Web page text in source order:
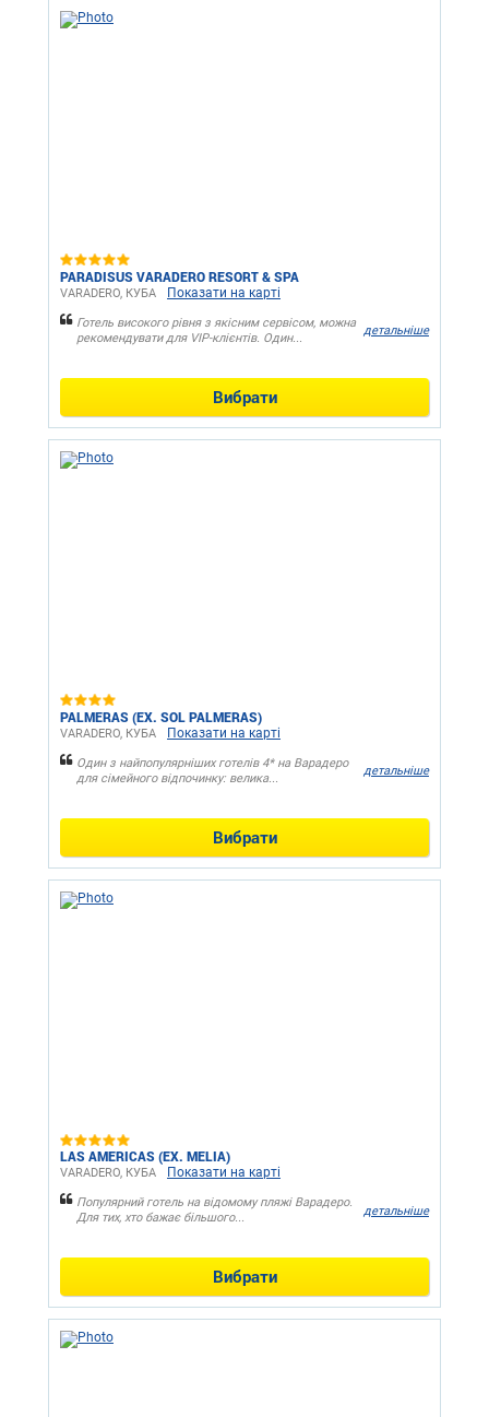
PARADISUS VARADERO RESORT & SPA
VARADERO, КУБА Показати на карті
Готель високого рівня з якісним сервісом, можна
рекомендувати для VIP-клієнтів. Один...
детальніше
Вибрати
PALMERAS (EX. SOL PALMERAS)
VARADERO, КУБА Показати на карті
Один з найпопулярніших готелів 4* на Варадеро
для сімейного відпочинку: велика...
детальніше
Вибрати
LAS AMERICAS (EX. MELIA)
VARADERO, КУБА Показати на карті
Популярний готель на відомому пляжі Варадеро.
Для тих, хто бажає більшого...
детальніше
Вибрати